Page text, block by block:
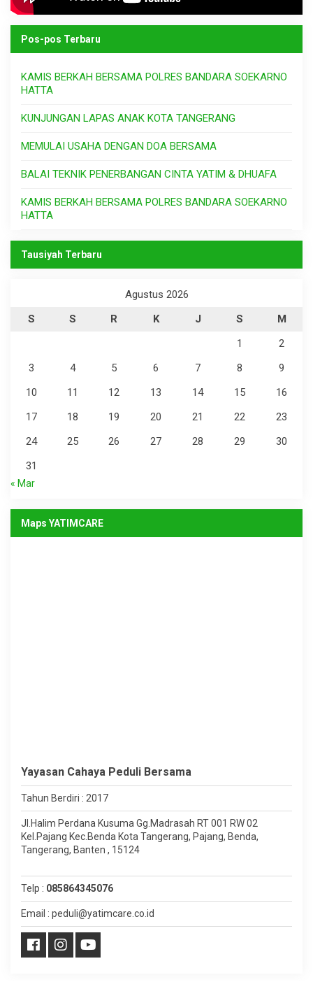
Pos-pos Terbaru
KAMIS BERKAH BERSAMA POLRES BANDARA SOEKARNO
HATTA
KUNJUNGAN LAPAS ANAK KOTA TANGERANG
MEMULAI USAHA DENGAN DOA BERSAMA
BALAI TEKNIK PENERBANGAN CINTA YATIM & DHUAFA
KAMIS BERKAH BERSAMA POLRES BANDARA SOEKARNO
HATTA
Tausiyah Terbaru
Agustus 2026
S
S R K J S
M
1
2
3
4 5 6 7 8
9
10
11 12 13 14 15
16
17
18 19 20 21 22
23
24
25 26 27 28 29
30
31
« Mar
Maps YATIMCARE
Yayasan Cahaya Peduli Bersama
Tahun Berdiri : 2017
Jl.Halim Perdana Kusuma Gg.Madrasah RT 001 RW 02
Kel.Pajang Kec.Benda Kota Tangerang, Pajang, Benda,
Tangerang, Banten , 15124
Telp : 085864345076
Email : peduli@yatimcare.co.id